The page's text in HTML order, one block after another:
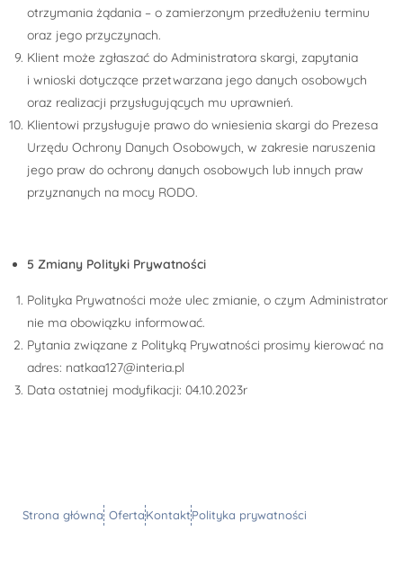
otrzymania żądania – o zamierzonym przedłużeniu terminu
oraz jego przyczynach.
Klient może zgłaszać do Administratora skargi, zapytania
i wnioski dotyczące przetwarzana jego danych osobowych
oraz realizacji przysługujących mu uprawnień.
Klientowi przysługuje prawo do wniesienia skargi do Prezesa
Urzędu Ochrony Danych Osobowych, w zakresie naruszenia
jego praw do ochrony danych osobowych lub innych praw
przyznanych na mocy RODO.
5 Zmiany Polityki Prywatności
Polityka Prywatności może ulec zmianie, o czym Administrator
nie ma obowiązku informować.
Pytania związane z Polityką Prywatności prosimy kierować na
adres: natkaa127@interia.pl
Data ostatniej modyfikacji: 04.10.2023r
Strona główna OfertaKontaktPolityka prywatności